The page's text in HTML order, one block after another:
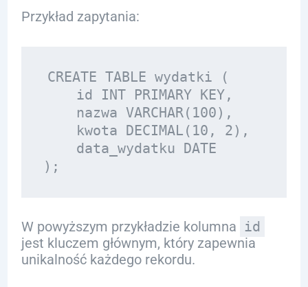
Przykład zapytania:
CREATE TABLE wydatki (
    id INT PRIMARY KEY,
    nazwa VARCHAR(100),
    kwota DECIMAL(10, 2),
    data_wydatku DATE
W powyższym przykładzie kolumna id
jest kluczem głównym, który zapewnia
unikalność każdego rekordu.